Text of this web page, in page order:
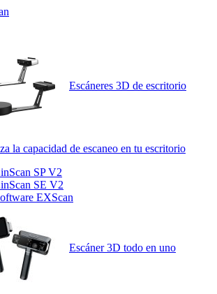
Escáneres 3D de escritorio
la capacidad de escaneo en tu escritorio
SP V2
SE V2
EXScan
Escáner 3D todo en uno